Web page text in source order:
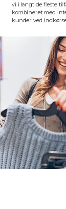
vi i langt de fleste
kombineret med
kunder ved